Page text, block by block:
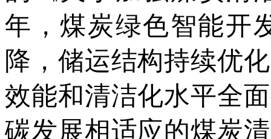
年，煤炭绿色智能开
降，储运结构持续优
效能和清洁化水平全
碳发展相适应的煤炭